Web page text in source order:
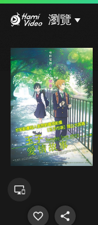
瀏覽